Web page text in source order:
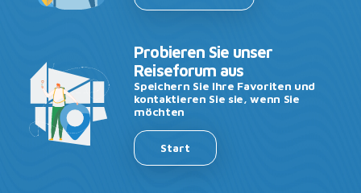
Probieren Sie unser
Reiseforum aus
Speichern Sie Ihre Favoriten und
kontaktieren Sie sie, wenn Sie
möchten
Start